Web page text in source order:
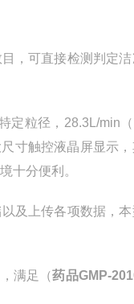
，可直接检测 判定
定粒径，28.3L/min
尺寸触控液晶屏显示
十分便利。
及上传各项数据，
满足（药品GMP-